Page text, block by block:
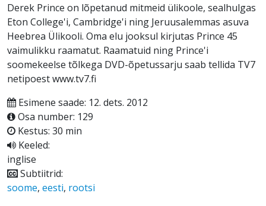
Derek Prince on lõpetanud mitmeid ülikoole, sealhulgas
Eton College'i, Cambridge'i ning Jeruusalemmas asuva
Heebrea Ülikooli. Oma elu jooksul kirjutas Prince 45
vaimulikku raamatut. Raamatuid ning Prince'i
soomekeelse tõlkega DVD-õpetussarju saab tellida TV7
netipoest www.tv7.fi
Esimene saade: 12. dets. 2012
Osa number: 129
Kestus: 30 min
Keeled:
inglise
Subtiitrid:
soome, eesti, rootsi